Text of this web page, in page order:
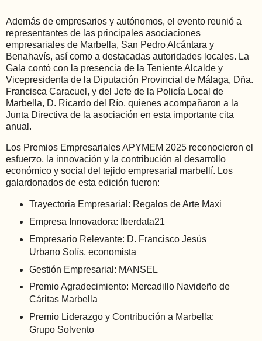
Además de empresarios y autónomos, el evento reunió a
representantes de las principales asociaciones
empresariales de Marbella, San Pedro Alcántara y
Benahavís, así como a destacadas autoridades locales. La
Gala contó con la presencia de la Teniente Alcalde y
Vicepresidenta de la Diputación Provincial de Málaga, Dña.
Francisca Caracuel, y del Jefe de la Policía Local de
Marbella, D. Ricardo del Río, quienes acompañaron a la
Junta Directiva de la asociación en esta importante cita
anual.
Los Premios Empresariales APYMEM 2025 reconocieron el
esfuerzo, la innovación y la contribución al desarrollo
económico y social del tejido empresarial marbellí. Los
galardonados de esta edición fueron:
Trayectoria Empresarial: Regalos de Arte Maxi
Empresa Innovadora: Iberdata21
Empresario Relevante: D. Francisco Jesús
Urbano Solís, economista
Gestión Empresarial: MANSEL
Premio Agradecimiento: Mercadillo Navideño de
Cáritas Marbella
Premio Liderazgo y Contribución a Marbella:
Grupo Solvento